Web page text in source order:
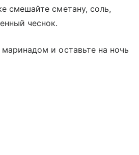
смешайте сметану, соль,
чеснок.
и оставьте на ночь